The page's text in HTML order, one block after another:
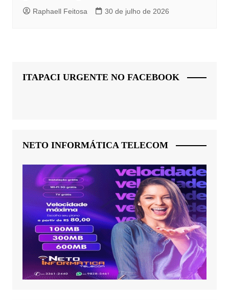
Raphaell Feitosa 30 de julho de 2026
ITAPACI URGENTE NO FACEBOOK
NETO INFORMÁTICA TELECOM